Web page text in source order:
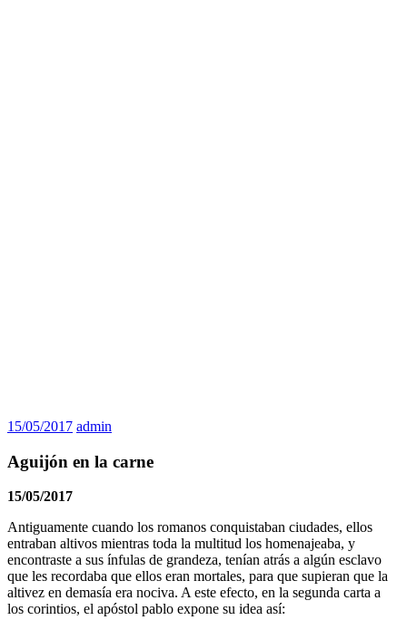
15/05/2017 admin
Aguijón en la carne
15/05/2017
Antiguamente cuando los romanos conquistaban ciudades, ellos
entraban altivos mientras toda la multitud los homenajeaba, y
encontraste a sus ínfulas de grandeza, tenían atrás a algún esclavo
que les recordaba que ellos eran mortales, para que supieran que la
altivez en demasía era nociva. A este efecto, en la segunda carta a
los corintios, el apóstol pablo expone su idea así: